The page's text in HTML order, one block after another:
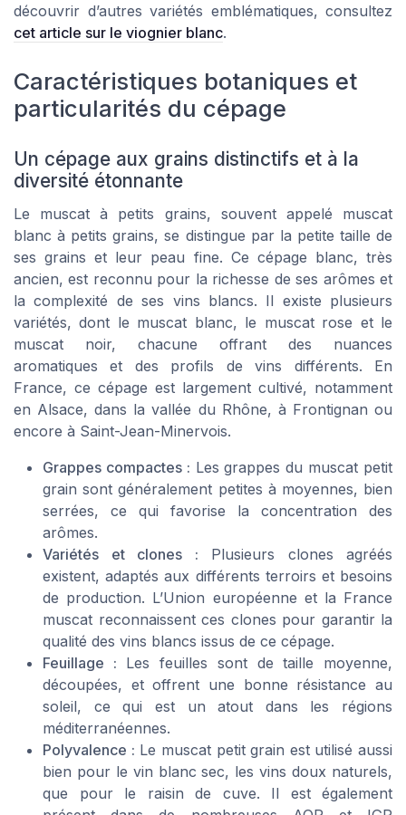
découvrir d’autres variétés emblématiques, consultez
cet article sur le viognier blanc.
Caractéristiques botaniques et
particularités du cépage
Un cépage aux grains distinctifs et à la
diversité étonnante
Le muscat à petits grains, souvent appelé muscat
blanc à petits grains, se distingue par la petite taille de
ses grains et leur peau fine. Ce cépage blanc, très
ancien, est reconnu pour la richesse de ses arômes et
la complexité de ses vins blancs. Il existe plusieurs
variétés, dont le muscat blanc, le muscat rose et le
muscat noir, chacune offrant des nuances
aromatiques et des profils de vins différents. En
France, ce cépage est largement cultivé, notamment
en Alsace, dans la vallée du Rhône, à Frontignan ou
encore à Saint-Jean-Minervois.
Grappes compactes : Les grappes du muscat petit
grain sont généralement petites à moyennes, bien
serrées, ce qui favorise la concentration des
arômes.
Variétés et clones : Plusieurs clones agréés
existent, adaptés aux différents terroirs et besoins
de production. L’Union européenne et la France
muscat reconnaissent ces clones pour garantir la
qualité des vins blancs issus de ce cépage.
Feuillage : Les feuilles sont de taille moyenne,
découpées, et offrent une bonne résistance au
soleil, ce qui est un atout dans les régions
méditerranéennes.
Polyvalence : Le muscat petit grain est utilisé aussi
bien pour le vin blanc sec, les vins doux naturels,
que pour le raisin de cuve. Il est également